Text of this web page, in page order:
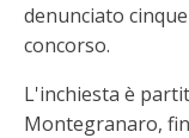
denunciato
concorso.
L'inchiesta è
Montegranaro,